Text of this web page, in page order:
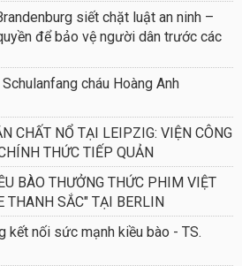
siết chặt luật an ninh –
để bảo vệ người dân trước các
cháu Hoàng Anh
CHẤT NỔ TẠI LEIPZIG: VIỆN CÔNG
THỨC TIẾP QUẢN
BÀO THƯỞNG THỨC PHIM VIỆT
THANH SẮC" TẠI BERLIN
kết nối sức mạnh kiều bào - TS.